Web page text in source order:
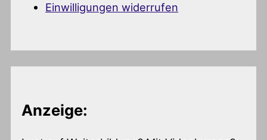
Einwilligungen widerrufen
Anzeige: